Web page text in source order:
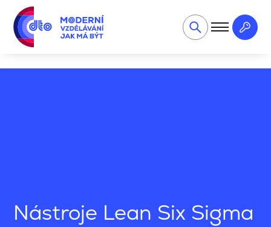
Nástroje Lean Six Sigma